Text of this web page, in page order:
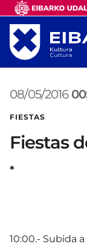
08/05/2016
FIESTAS
Fiestas
*
10:00.- Subida